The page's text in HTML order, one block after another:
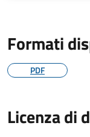
Formati
PDF
Licenza di